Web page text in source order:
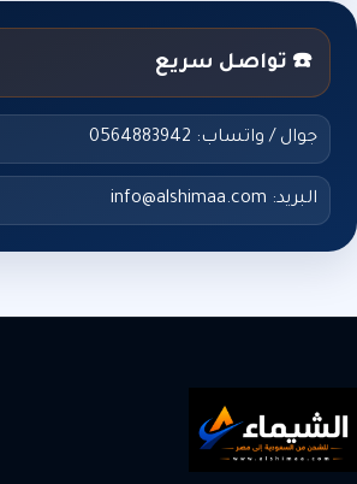
☎️ تواصل سريع
جوال / واتساب: 0564883942
البريد: info@alshimaa.com